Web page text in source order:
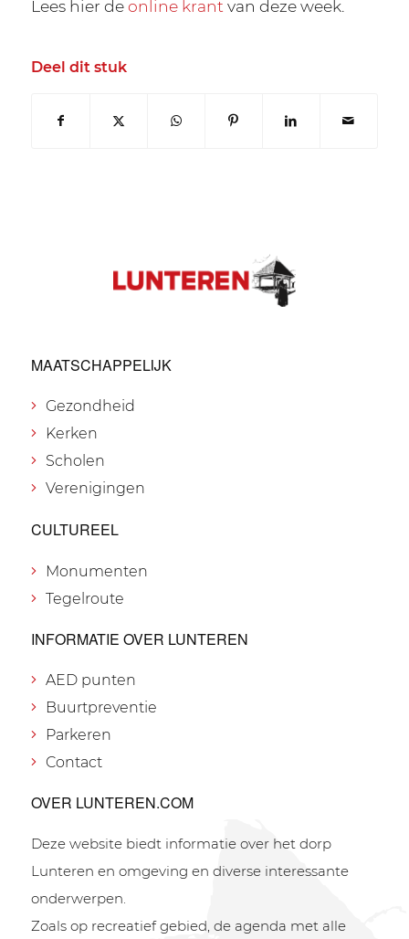
Lees hier deonline krant van deze week.
Deel dit stuk
MAATSCHAPPELIJK
Gezondheid
Kerken
Scholen
Verenigingen
CULTUREEL
Monumenten
Tegelroute
INFORMATIE OVER LUNTEREN
AED punten
Buurtpreventie
Parkeren
Contact
OVER LUNTEREN.COM
Deze website biedt informatie over het dorp
Lunteren en omgeving en diverse interessante
onderwerpen.
Zoals op recreatief gebied, de agenda met alle